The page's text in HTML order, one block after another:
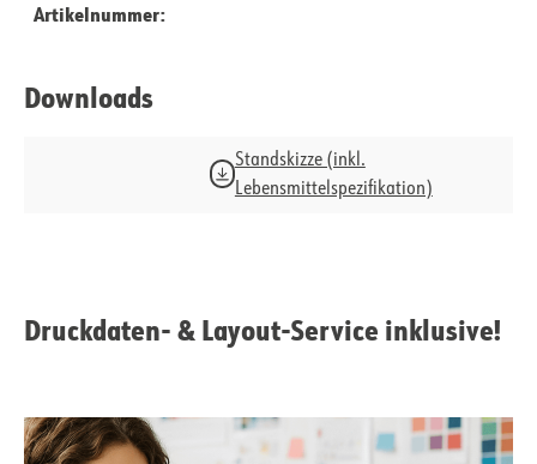
Artikelnummer:
Downloads
Standskizze (inkl.
Lebensmittelspezifikation)
Druckdaten- & Layout-Service inklusive!